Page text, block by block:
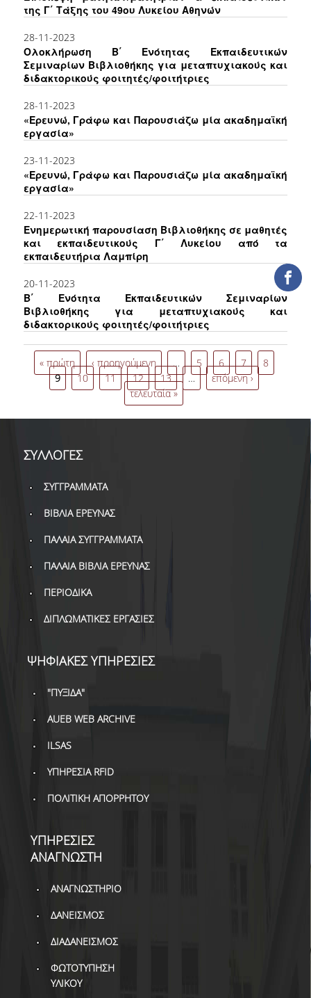
ΕΡΓΑ ΑΝΑΠΤΥΞΗΣ
ΣΥΛΛΟΓΕΣ
ΕΝΤΥΠΕΣ ΣΥΛΛΟΓΕΣ
ΚΕΝΤΡΑ ΤΕΚΜΗΡΙΩΣΗΣ
ΟΟΣΑ
Π.Ο.Τ
ΔΑΝΕΙΣΜΟΣ
ΔΙΑΔΑΝΕΙΣΜΟΣ
ΠΑΡΑΓΓΕΛΙΕΣ ΒΙΒΛΙΩΝ
ΕΚΤΥΠΩΣΗ
της Γ΄ Τάξης του 49ου Λυκείου Αθηνών
28-11-2023
Ολοκλήρωση Β΄ Ενότητας Εκπαιδευτικών
Σεμιναρίων Βιβλιοθήκης για μεταπτυχιακούς και
διδακτορικούς φοιτητές/φοιτήτριες
28-11-2023
«Ερευνώ, Γράφω και Παρουσιάζω μία ακαδημαϊκή
εργασία»
23-11-2023
«Ερευνώ, Γράφω και Παρουσιάζω μία ακαδημαϊκή
εργασία»
22-11-2023
Ενημερωτική παρουσίαση Βιβλιοθήκης σε μαθητές
και εκπαιδευτικούς Γ΄ Λυκείου από τα
εκπαιδευτήρια Λαμπίρη
20-11-2023
Β΄ Ενότητα Εκπαιδευτικών Σεμιναρίων
Βιβλιοθήκης για μεταπτυχιακούς και
διδακτορικούς φοιτητές/φοιτήτριες
Σελίδες
« πρώτη ‹ προηγούμενη … 5 6 7
8
9
10 11 12 13 …
επόμενη ›
τελευταία »
ΣΥΛΛΟΓΕΣ
ΣΥΓΓΡΑΜΜΑΤΑ
ΒΙΒΛΙΑ ΕΡΕΥΝΑΣ
ΠΑΛΑΙΑ ΣΥΓΓΡΑΜΜΑΤΑ
ΠΑΛΑΙΑ ΒΙΒΛΙΑ ΕΡΕΥΝΑΣ
ΠΕΡΙΟΔΙΚΑ
ΔΙΠΛΩΜΑΤΙΚΕΣ ΕΡΓΑΣΙΕΣ
ΨΗΦΙΑΚΕΣ ΥΠΗΡΕΣΙΕΣ
"ΠΥΞΙΔΑ"
AUEB WEB ARCHIVE
ILSAS
ΥΠΗΡΕΣΙΑ RFID
ΠΟΛΙΤΙΚΗ ΑΠΟΡΡΗΤΟΥ
ΥΠΗΡΕΣΙΕΣ
ΑΝΑΓΝΩΣΤΗ
ΑΝΑΓΝΩΣΤΗΡΙΟ
ΔΑΝΕΙΣΜΟΣ
ΔΙΑΔΑΝΕΙΣΜΟΣ
ΦΩΤΟΤΥΠΗΣΗ
ΥΛΙΚΟΥ